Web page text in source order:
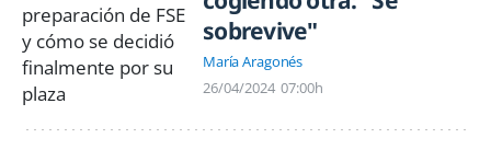
sobrevive"
María Aragonés
26/04/2024 07:00h